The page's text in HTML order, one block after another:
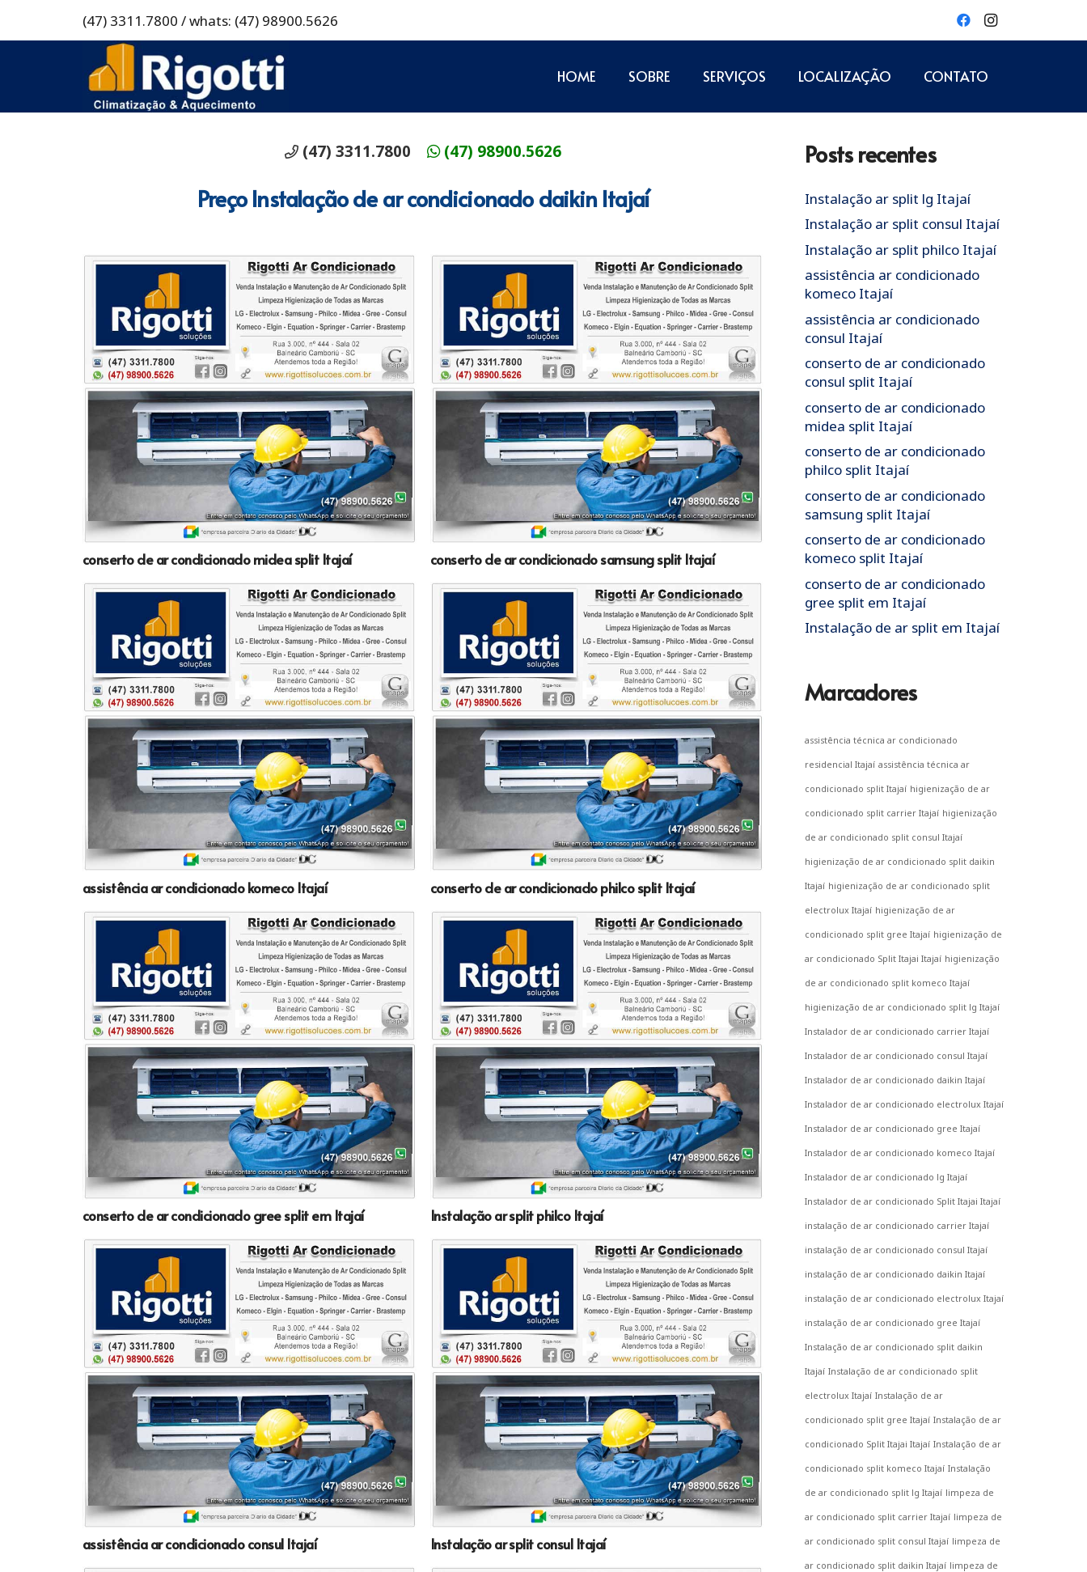
(47) 3311.7800 / whats: (47) 98900.5626
HOME SOBRE SERVIÇOS LOCALIZAÇÃO CONTATO
(47) 3311.7800 (47) 98900.5626
Preço Instalação de ar condicionado daikin Itajaí
conserto de ar condicionado midea split Itajaí conserto de ar condicionado samsung split Itajaí
assistência ar condicionado komeco Itajaí conserto de ar condicionado philco split Itajaí
conserto de ar condicionado gree split em Itajaí Instalação ar split philco Itajaí
assistência ar condicionado consul Itajaí Instalação ar split consul Itajaí
Posts recentes
Instalação ar split lg Itajaí
Instalação ar split consul Itajaí
Instalação ar split philco Itajaí
assistência ar condicionado
komeco Itajaí
assistência ar condicionado
consul Itajaí
conserto de ar condicionado
consul split Itajaí
conserto de ar condicionado
midea split Itajaí
conserto de ar condicionado
philco split Itajaí
conserto de ar condicionado
samsung split Itajaí
conserto de ar condicionado
komeco split Itajaí
conserto de ar condicionado
gree split em Itajaí
Instalação de ar split em Itajaí
Marcadores
assistência técnica ar condicionado
residencial Itajaí assistência técnica ar
condicionado split Itajaí higienização de ar
condicionado split carrier Itajaí higienização
de ar condicionado split consul Itajaí
higienização de ar condicionado split daikin
Itajaí higienização de ar condicionado split
electrolux Itajaí higienização de ar
condicionado split gree Itajaí higienização de
ar condicionado Split Itajai Itajaí higienização
de ar condicionado split komeco Itajaí
higienização de ar condicionado split lg Itajaí
Instalador de ar condicionado carrier Itajaí
Instalador de ar condicionado consul Itajaí
Instalador de ar condicionado daikin Itajaí
Instalador de ar condicionado electrolux Itajaí
Instalador de ar condicionado gree Itajaí
Instalador de ar condicionado komeco Itajaí
Instalador de ar condicionado lg Itajaí
Instalador de ar condicionado Split Itajai Itajaí
instalação de ar condicionado carrier Itajaí
instalação de ar condicionado consul Itajaí
instalação de ar condicionado daikin Itajaí
instalação de ar condicionado electrolux Itajaí
instalação de ar condicionado gree Itajaí
Instalação de ar condicionado split daikin
Itajaí Instalação de ar condicionado split
electrolux Itajaí Instalação de ar
condicionado split gree Itajaí Instalação de ar
condicionado Split Itajai Itajaí Instalação de ar
condicionado split komeco Itajaí Instalação
de ar condicionado split lg Itajaí limpeza de
ar condicionado split carrier Itajaí limpeza de
ar condicionado split consul Itajaí limpeza de
ar condicionado split daikin Itajaí limpeza de